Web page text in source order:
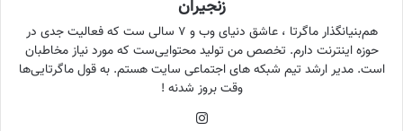
زنجیران
هم‌بنیانگذار ماگرتا ، عاشق دنیای وب و ۷ سالی ست که فعالیت جدی در
حوزه اینترنت دارم. تخصص من تولید محتوایی‌ست که مورد نیاز مخاطبان
است. مدیر ارشد تیم شبکه های اجتماعی سایت هستم. به قول ماگرتایی‌ها
وقت بروز شدنه !